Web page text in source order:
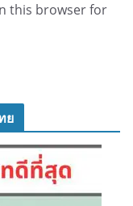
this browser for
ย